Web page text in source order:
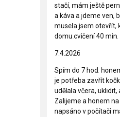
stačí, mám ještě
a káva a jdeme ven,
musela jsem otevřít,
domu.cvičení 40
7.4.2026
Spím do 7 hod.
je potřeba zavřít
udělala včera, uklidit,
Zalijeme a honem
napsáno v počítači